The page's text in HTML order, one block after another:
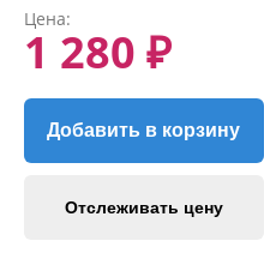
Цена:
1 280 ₽
Добавить в корзину
Отслеживать цену